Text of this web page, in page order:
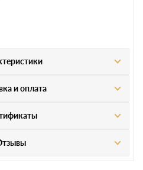
и оплата